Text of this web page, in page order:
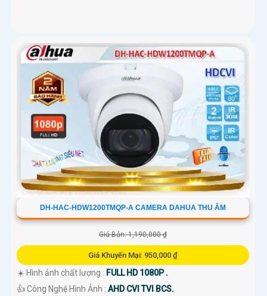
DH-HAC-HDW1200TMQP-A CAMERA DAHUA THU ÂM
Giá Bán: 1,190,000 ₫
Giá Khuyến Mại: 950,000 ₫
☀️ Hình ảnh chất lượng : FULL HD 1080P .
👍 Công Nghệ Hình Ảnh : AHD CVI TVI BCS.